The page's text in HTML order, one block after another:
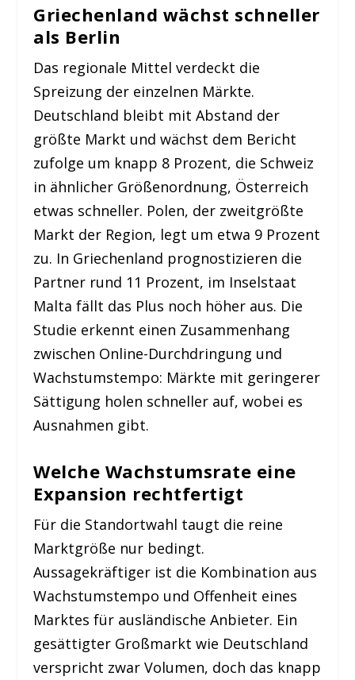
Griechenland wächst schneller
als Berlin
Das regionale Mittel verdeckt die
Spreizung der einzelnen Märkte.
Deutschland bleibt mit Abstand der
größte Markt und wächst dem Bericht
zufolge um knapp 8 Prozent, die Schweiz
in ähnlicher Größenordnung, Österreich
etwas schneller. Polen, der zweitgrößte
Markt der Region, legt um etwa 9 Prozent
zu. In Griechenland prognostizieren die
Partner rund 11 Prozent, im Inselstaat
Malta fällt das Plus noch höher aus. Die
Studie erkennt einen Zusammenhang
zwischen Online-Durchdringung und
Wachstumstempo: Märkte mit geringerer
Sättigung holen schneller auf, wobei es
Ausnahmen gibt.
Welche Wachstumsrate eine
Expansion rechtfertigt
Für die Standortwahl taugt die reine
Marktgröße nur bedingt.
Aussagekräftiger ist die Kombination aus
Wachstumstempo und Offenheit eines
Marktes für ausländische Anbieter. Ein
gesättigter Großmarkt wie Deutschland
verspricht zwar Volumen, doch das knapp